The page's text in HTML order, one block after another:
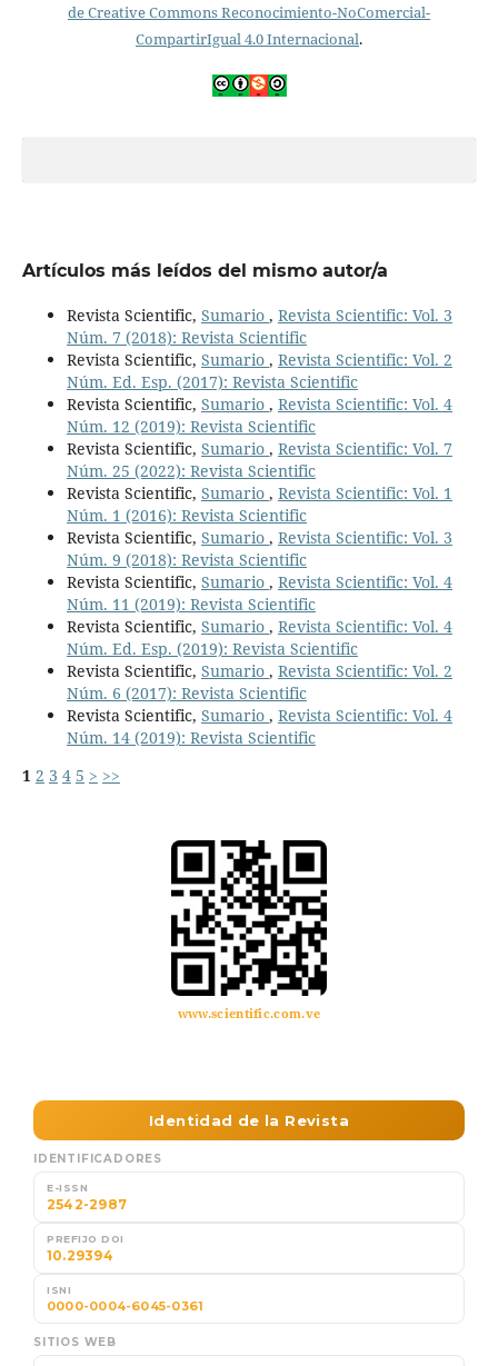
de Creative Commons Reconocimiento-NoComercial-
CompartirIgual 4.0 Internacional.
Artículos más leídos del mismo autor/a
Revista Scientific, Sumario , Revista Scientific: Vol. 3
Núm. 7 (2018): Revista Scientific
Revista Scientific, Sumario , Revista Scientific: Vol. 2
Núm. Ed. Esp. (2017): Revista Scientific
Revista Scientific, Sumario , Revista Scientific: Vol. 4
Núm. 12 (2019): Revista Scientific
Revista Scientific, Sumario , Revista Scientific: Vol. 7
Núm. 25 (2022): Revista Scientific
Revista Scientific, Sumario , Revista Scientific: Vol. 1
Núm. 1 (2016): Revista Scientific
Revista Scientific, Sumario , Revista Scientific: Vol. 3
Núm. 9 (2018): Revista Scientific
Revista Scientific, Sumario , Revista Scientific: Vol. 4
Núm. 11 (2019): Revista Scientific
Revista Scientific, Sumario , Revista Scientific: Vol. 4
Núm. Ed. Esp. (2019): Revista Scientific
Revista Scientific, Sumario , Revista Scientific: Vol. 2
Núm. 6 (2017): Revista Scientific
Revista Scientific, Sumario , Revista Scientific: Vol. 4
Núm. 14 (2019): Revista Scientific
1 2 3 4 5 > >>
www.scientific.com.ve